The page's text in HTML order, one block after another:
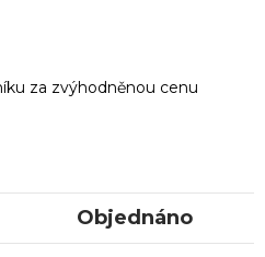
za zvýhodněnou cenu
Objednáno